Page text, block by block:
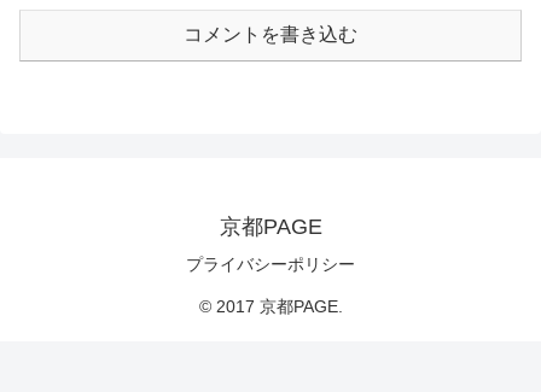
コメントを書き込む
京都PAGE
プライバシーポリシー
© 2017 京都PAGE.